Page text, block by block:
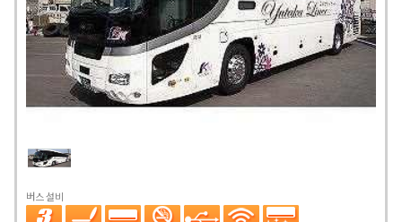
버스 설비